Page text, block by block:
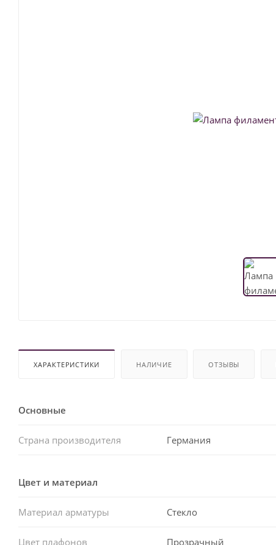
ХАРАКТЕРИСТИКИ НАЛИЧИЕ ОТЗЫВЫ
Основные
Страна производителя Германия
Цвет и материал
Материал арматуры Стекло
Цвет плафонов Прозрачный